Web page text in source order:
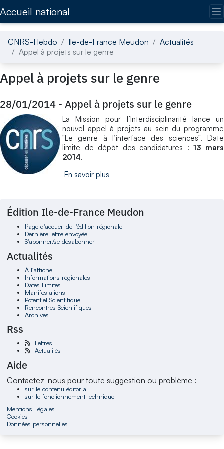
Accueil national
CNRS-Hebdo Ile-de-France Meudon
Actualités
Appel à projets sur le genre
Appel à projets sur le genre
28/01/2014 - Appel à projets sur le genre
La Mission pour l’Interdisciplinarité lance un
nouvel appel à projets au sein du programme
"Le genre à l’interface des sciences". Date
limite de dépôt des candidatures :13 mars
2014.
En savoir plus
Édition Ile-de-France Meudon
Page d'accueil de l'édition régionale
Dernière lettre envoyée
S'abonner/se désabonner
Actualités
À l'affiche
Informations régionales
Dates Limites
Manifestations
Potentiel Scientifique
Rencontres Scientifiques
Archives
Rss
Lettres
Actualités
Aide
Contactez-nous pour toute suggestion ou problème :
sur le contenu éditorial
sur le fonctionnement technique
Mentions Légales
Cookies
Données personnelles